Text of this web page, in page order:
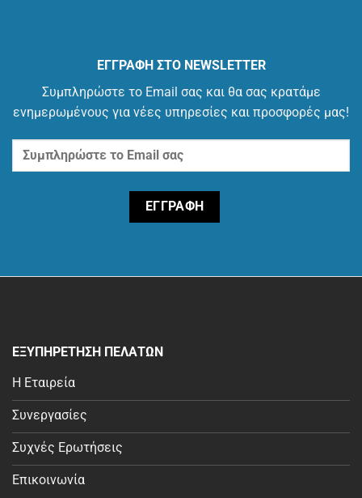
ΕΓΓΡΑΦΗ ΣΤΟ NEWSLETTER
Συμπληρώστε το Email σας και θα σας κρατάμε
ενημερωμένους για νέες υπηρεσίες και προσφορές μας!
ΕΞΥΠΗΡΕΤΗΣΗ ΠΕΛΑΤΩΝ
Η Εταιρεία
Συνεργασίες
Συχνές Ερωτήσεις
Επικοινωνία